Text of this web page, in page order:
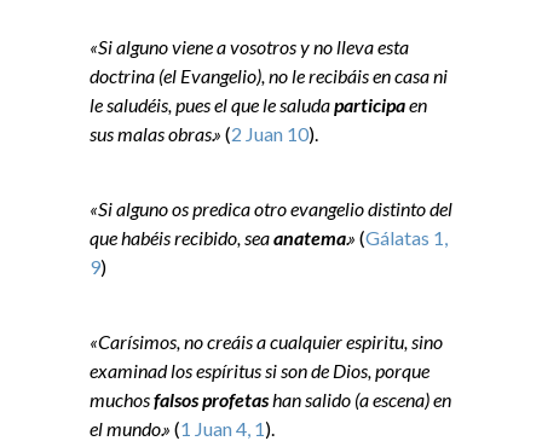
«Si alguno viene a vosotros y no lleva esta
doctrina (el Evangelio), no le recibáis en casa ni
le saludéis, pues el que le saludaparticipaen
sus malas obras.» (2 Juan 10).
«Si alguno os predica otro evangelio distinto del
que habéis recibido, seaanatema.» (Gálatas 1,
9)
«Carísimos, no creáis a cualquier espiritu, sino
examinad los espíritus si son de Dios, porque
muchosfalsos profetashan salido (a escena) en
el mundo.» (1 Juan 4, 1).